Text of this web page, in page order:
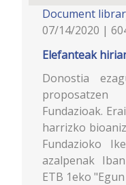
Document
07/14/2020 |
Elefanteak
Donostia
Fundazioak.
harrizko
Fundazioko
azalpenak
ETB 1eko